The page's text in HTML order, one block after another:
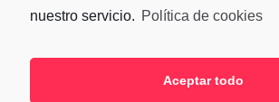
nuestro servicio. Política de cookies
Aceptar todo